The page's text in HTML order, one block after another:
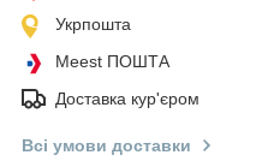
Укрпошта
Meest ПОШТА
Доставка кур'єром
Всі умови доставки